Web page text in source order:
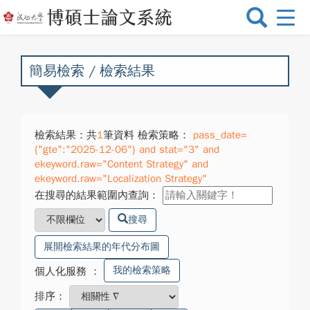
選
換
簡易檢索 / 檢索結果
檢索結果：共1筆資料 檢索策略：
pass_date=
{"gte":"2025-12-06"} and stat="3" and
ekeyword.raw="Content Strategy" and
ekeyword.raw="Localization Strategy"
在搜尋的結果範圍內查詢：
搜尋
展開檢索結果的年代分布圖
個人化服務 ： 我的檢索策略
排序：